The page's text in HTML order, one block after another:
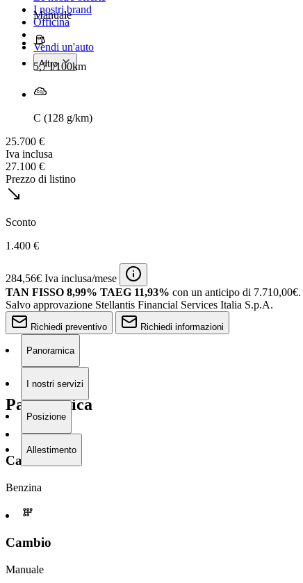
I nostri brand
Officina
Vendi un'auto
Altro
Manuale
5,7 l/100km
C (128 g/km)
25.700 €
Iva inclusa
27.100 €
Prezzo di listino
Sconto
1.400 €
284,56€ Iva inclusa/mese
TAN FISSO 8,99% TAEG 11,93% con un anticipo di 7.710,00€.
Salvo approvazione Stellantis Financial Services Italia S.p.A.
Richiedi preventivo Richiedi informazioni
Panoramica
I nostri servizi
Posizione
Allestimento
Panoramica
Carburante
Benzina
Cambio
Manuale